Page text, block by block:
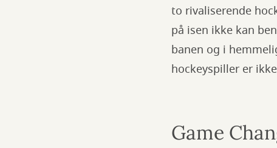
to rivaliserende
på isen ikke kan
banen og i
hockeyspiller er
Game